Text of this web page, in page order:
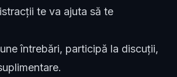
te va ajuta să te
întrebări, participă la discuții,